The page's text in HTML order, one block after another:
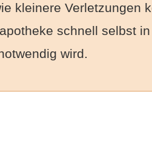
kleinere Verletzungen
schnell selbst
wird.